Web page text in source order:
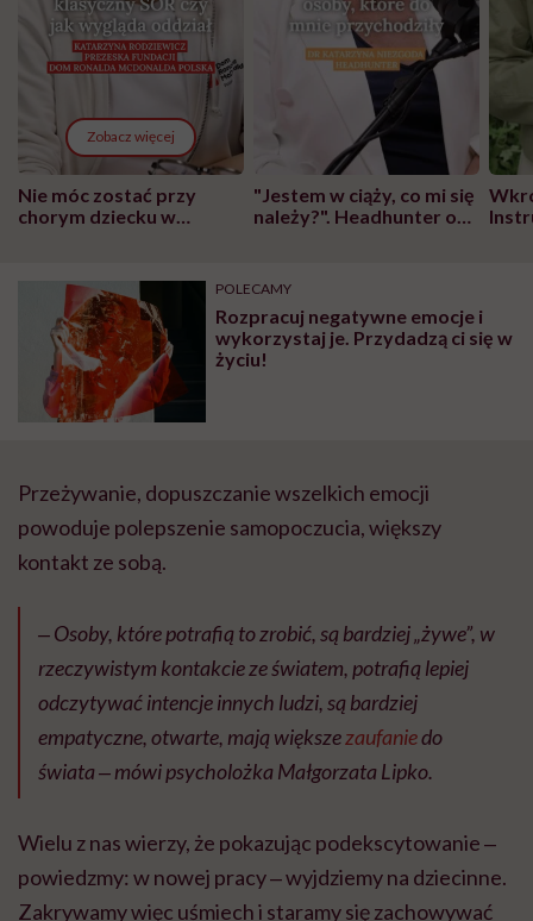
Zobacz więcej
Nie móc zostać przy
chorym dziecku w
może chyba tylko
głupota i brak
wyobraźni"
"Jestem w ciąży, co mi się
należy?". Headhunter o
pracy
POLECAMY
Rozpracuj negatywne emocje i
wykorzystaj je. Przydadzą ci się w
życiu!
Przeżywanie, dopuszczanie wszelkich emocji
powoduje polepszenie samopoczucia, większy
kontakt ze sobą.
‒ Osoby, które potrafią to zrobić, są bardziej „żywe”, w
rzeczywistym kontakcie ze światem, potrafią lepiej
odczytywać intencje innych ludzi, są bardziej
empatyczne, otwarte, mają większezaufaniedo
świata ‒ mówi psycholożka Małgorzata Lipko.
Wielu z nas wierzy, że pokazując podekscytowanie ‒
powiedzmy: w nowej pracy ‒ wyjdziemy na dziecinne.
Zakrywamy więc uśmiech i staramy się zachowywać